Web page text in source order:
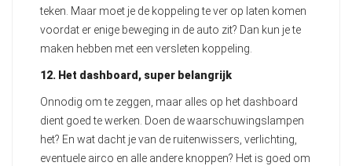
teken. Maar moet je de koppeling te ver op laten komen
voordat er enige beweging in de auto zit? Dan kun je te
maken hebben met een versleten koppeling.
12. Het dashboard, super belangrijk
Onnodig om te zeggen, maar alles op het dashboard
dient goed te werken. Doen de waarschuwingslampen
het? En wat dacht je van de ruitenwissers, verlichting,
eventuele airco en alle andere knoppen? Het is goed om